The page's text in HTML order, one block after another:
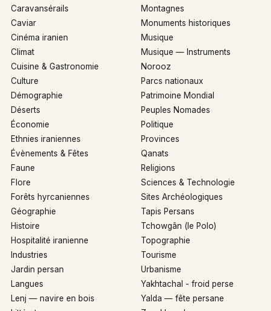
Caravansérails
Caviar
Cinéma iranien
Climat
Cuisine & Gastronomie
Culture
Démographie
Déserts
Économie
Ethnies iraniennes
Évènements & Fêtes
Faune
Flore
Forêts hyrcaniennes
Géographie
Histoire
Hospitalité iranienne
Industries
Jardin persan
Langues
Lenj — navire en bois
Montagnes
Monuments historiques
Musique
Musique — Instruments
Norooz
Parcs nationaux
Patrimoine Mondial
Peuples Nomades
Politique
Provinces
Qanats
Religions
Sciences & Technologie
Sites Archéologiques
Tapis Persans
Tchowgân (le Polo)
Topographie
Tourisme
Urbanisme
Yakhtachal - froid perse
Yalda — fête persane